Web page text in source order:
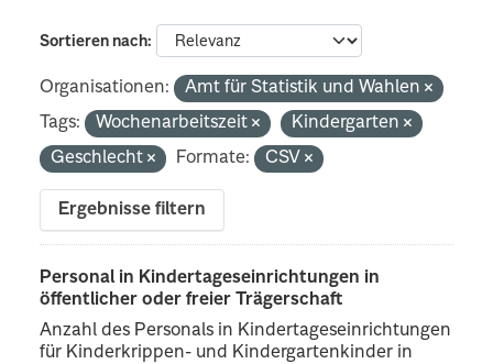
Sortieren nach
Organisationen:
Amt für Statistik und Wahlen
Tags:
Wochenarbeitszeit
Kindergarten
Geschlecht
Formate: CSV
Ergebnisse filtern
Personal in Kindertageseinrichtungen in
öffentlicher oder freier Trägerschaft
Anzahl des Personals in Kindertageseinrichtungen
für Kinderkrippen- und Kindergartenkinder in